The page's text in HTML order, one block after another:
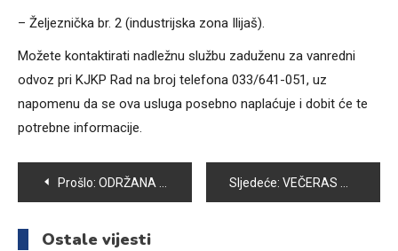
– Željeznička br. 2 (industrijska zona Ilijaš).
Možete kontaktirati nadležnu službu zaduženu za vanredni
odvoz pri KJKP Rad na broj telefona 033/641-051, uz
napomenu da se ova usluga posebno naplaćuje i dobit će te
potrebne informacije.
Navigacija
članaka
Prošlo: ODRŽANA REDOVNA SKUPŠTINA PATRIOTSKE LIGE U VOGOŠĆI Sljedeće: VEČERAS MUSLIMANI OBILJEŽAVAJU LEJLETUL-KADR, NOĆ KOJA JE VRIJEDNIJA OD HILJADU MJESECI
Ostale vijesti